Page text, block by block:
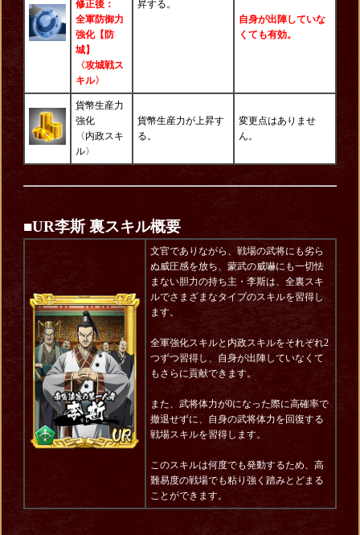
修正後：
全軍防御力
強化【防
城】
〈攻城戦ス
キル〉
昇する。
自身が出陣していな
くても有効。
貨幣生産力
強化
〈内政スキ
ル〉
貨幣生産力が上昇す
る。
変更点はありませ
ん。
■UR李斯 裏スキル概要
文官でありながら、戦場の武将にも劣ら
ぬ威圧感を放ち、蒙武の威嚇にも一切怯
まない胆力の持ち主・李斯は、全裏スキ
ルでさまざまなタイプのスキルを習得し
ます。
全軍強化スキルと内政スキルをそれぞれ2
つずつ習得し、自身が出陣していなくて
もさらに貢献できます。
また、武将体力が0になった際に高確率で
撤退せずに、自身の武将体力を回復する
戦場スキルを習得します。
このスキルは何度でも発動するため、高
難易度の戦場でも粘り強く踏みとどまる
ことができます。